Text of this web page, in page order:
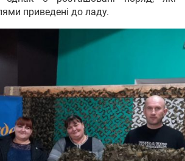
приведені до ладу.